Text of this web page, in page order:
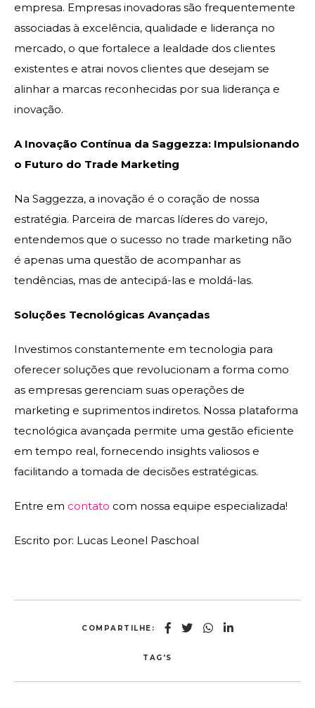
empresa. Empresas inovadoras são frequentemente
associadas à excelência, qualidade e liderança no
mercado, o que fortalece a lealdade dos clientes
existentes e atrai novos clientes que desejam se
alinhar a marcas reconhecidas por sua liderança e
inovação.
A Inovação Contínua da Saggezza: Impulsionando
o Futuro do Trade Marketing
Na Saggezza, a inovação é o coração de nossa
estratégia. Parceira de marcas líderes do varejo,
entendemos que o sucesso no trade marketing não
é apenas uma questão de acompanhar as
tendências, mas de antecipá-las e moldá-las.
Soluções Tecnológicas Avançadas
Investimos constantemente em tecnologia para
oferecer soluções que revolucionam a forma como
as empresas gerenciam suas operações de
marketing e suprimentos indiretos. Nossa plataforma
tecnológica avançada permite uma gestão eficiente
em tempo real, fornecendo insights valiosos e
facilitando a tomada de decisões estratégicas.
Entre em contato com nossa equipe especializada!
Escrito por: Lucas Leonel Paschoal
COMPARTILHE:
TAG'S